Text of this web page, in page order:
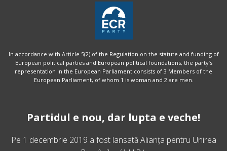
In accordance with Article 5(2) of the Regulation on the statute and funding of
European political parties and European political foundations, the party’s
representation in the European Parliament consists of 3 Members of the
European Parliament, of whom 1 is woman and 2 are men.
Partidul e nou, dar lupta e veche!
Pe 1 decembrie 2019 a fost lansatăAlianța pentru Unirea